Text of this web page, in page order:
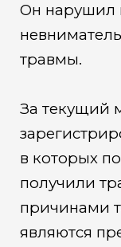
Он нарушил
травмы.
За текущий
в которых
получили
причинами
являются